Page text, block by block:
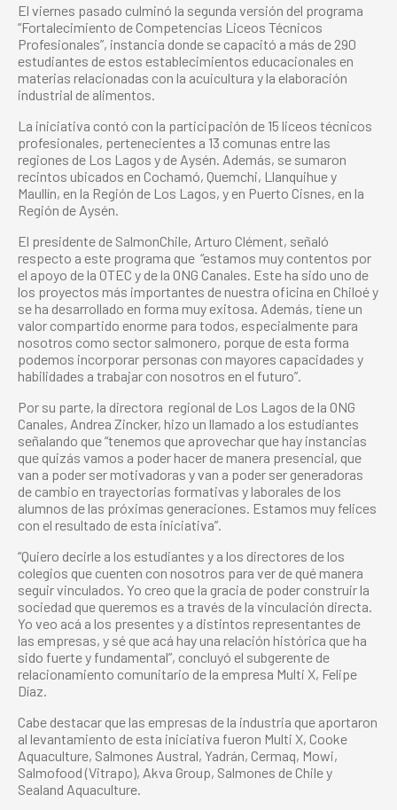
El viernes pasado culminó la segunda versión del programa
“Fortalecimiento de Competencias Liceos Técnicos
Profesionales”, instancia donde se capacitó a más de 290
estudiantes de estos establecimientos educacionales en
materias relacionadas con la acuicultura y la elaboración
industrial de alimentos.
La iniciativa contó con la participación de 15 liceos técnicos
profesionales, pertenecientes a 13 comunas entre las
regiones de Los Lagos y de Aysén. Además, se sumaron
recintos ubicados en Cochamó, Quemchi, Llanquihue y
Maullín, en la Región de Los Lagos, y en Puerto Cisnes, en la
Región de Aysén.
El presidente de SalmonChile, Arturo Clément, señaló
respecto a este programa que “estamos muy contentos por
el apoyo de la OTEC y de la ONG Canales. Este ha sido uno de
los proyectos más importantes de nuestra oficina en Chiloé y
se ha desarrollado en forma muy exitosa. Además, tiene un
valor compartido enorme para todos, especialmente para
nosotros como sector salmonero, porque de esta forma
podemos incorporar personas con mayores capacidades y
habilidades a trabajar con nosotros en el futuro”.
Por su parte, la directora regional de Los Lagos de la ONG
Canales, Andrea Zincker, hizo un llamado a los estudiantes
señalando que “tenemos que aprovechar que hay instancias
que quizás vamos a poder hacer de manera presencial, que
van a poder ser motivadoras y van a poder ser generadoras
de cambio en trayectorias formativas y laborales de los
alumnos de las próximas generaciones. Estamos muy felices
con el resultado de esta iniciativa”.
“Quiero decirle a los estudiantes y a los directores de los
colegios que cuenten con nosotros para ver de qué manera
seguir vinculados. Yo creo que la gracia de poder construir la
sociedad que queremos es a través de la vinculación directa.
Yo veo acá a los presentes y a distintos representantes de
las empresas, y sé que acá hay una relación histórica que ha
sido fuerte y fundamental”, concluyó el subgerente de
relacionamiento comunitario de la empresa Multi X, Felipe
Díaz.
Cabe destacar que las empresas de la industria que aportaron
al levantamiento de esta iniciativa fueron Multi X, Cooke
Aquaculture, Salmones Austral, Yadrán, Cermaq, Mowi,
Salmofood (Vitrapo), Akva Group, Salmones de Chile y
Sealand Aquaculture.